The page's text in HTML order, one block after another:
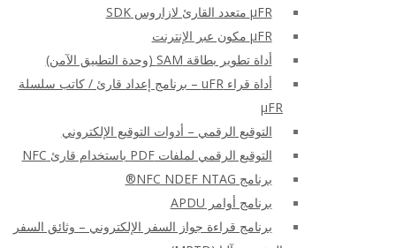
μFR متعدد القارئ لازاروس SDK
μFR مكون عبر الإنترنت
أداة تطوير بطاقة SAM (وحدة التطبيق الآمن)
أداة قراء uFR – برنامج إعداد قارئ / كاتب سلسلة
μFR
التوقيع الرقمي – أدوات التوقيع الإلكتروني
التوقيع الرقمي لملفات PDF باستخدام قارئ NFC
برنامج NFC NDEF NTAG®
برنامج أوامر APDU
برنامج قراءة جواز السفر الإلكتروني – وثائق السفر